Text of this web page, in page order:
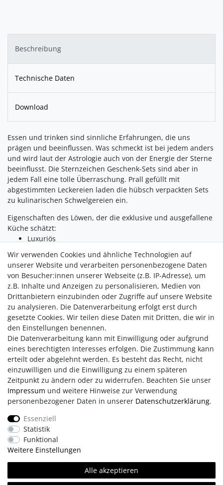
Beschreibung
Technische Daten
Download
Essen und trinken sind sinnliche Erfahrungen, die uns
prägen und beeinflussen. Was schmeckt ist bei jedem anders
und wird laut der Astrologie auch von der Energie der Sterne
beeinflusst. Die Sternzeichen Geschenk-Sets sind aber in
jedem Fall eine tolle Überraschung. Prall gefüllt mit
abgestimmten Leckereien laden die hübsch verpackten Sets
zu kulinarischen Schwelgereien ein.
Eigenschaften des Löwen, der die exklusive und ausgefallene
Küche schätzt:
Luxuriös
Ehrgeizig
Begeisterungsfähig
Stolz
Optimistisch
Extrovertiert
Gesellig
Schöpferisch
Impressum AGB Daten­schutz­erklärung
Retouren/Reklamationen
Kontakt Team
Wir verwenden Cookies und ähnliche Technologien auf
unserer Website und verarbeiten personenbezogene Daten
von Besucher:innen unserer Webseite (z.B. IP-Adresse), um
z.B. Inhalte und Anzeigen zu personalisieren, Medien von
Drittanbietern einzubinden oder Zugriffe auf unsere Website
zu analysieren. Die Datenverarbeitung erfolgt erst durch
gesetzte Cookies. Wir teilen diese Daten mit Dritten, die wir in
den Einstellungen benennen.
Die Datenverarbeitung kann mit Einwilligung oder aufgrund
eines berechtigten Interesses erfolgen. Die Zustimmung kann
erteilt oder abgelehnt werden. Es besteht das Recht, nicht
einzuwilligen und die Einwilligung zu einem späteren
Zeitpunkt zu ändern oder zu widerrufen. Beachten Sie unser
Impressum und weitere Hinweise zur Verwendung
personenbezogener Daten in unserer Daten­schutz­erklärung.
Essenziell
Statistik
Funktional
Weitere Einstellungen
Alle akzeptieren